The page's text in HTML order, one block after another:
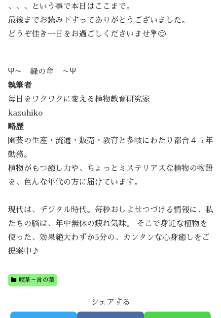
、、、という事で本日はここまで。
最後までお読み下すってありがとうございました。
どうぞ佳き一日をお過ごしくださいませ💐😊
Ψ～ 緑の命 ～Ψ
執筆者
毎日をワクワクに変える植物教育研究家
kazuhiko
略歴
園芸の生産・流通・販売・教育と多岐にわたり都合４５年
勤務。
植物がもつ癒し力や、ちょっとミステリアスな植物の物語
を、色んな年代の方に届けています。
現代は、デジタル時代。毎秒おしよせつづける情報に、私
たちの脳は、年中無休の疲れ気味。 そこで身近な植物を
使った、効果絶大わずか5分の、カンタンな心身癒しをご
提案中♪
喫茶～言の葉
シェアする